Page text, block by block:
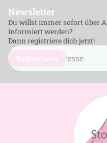
Newsletter
Du willst immer sofort über
informiert werden?
Dann registriere dich jetzt!
E-
Mail
Adresse
Registrieren